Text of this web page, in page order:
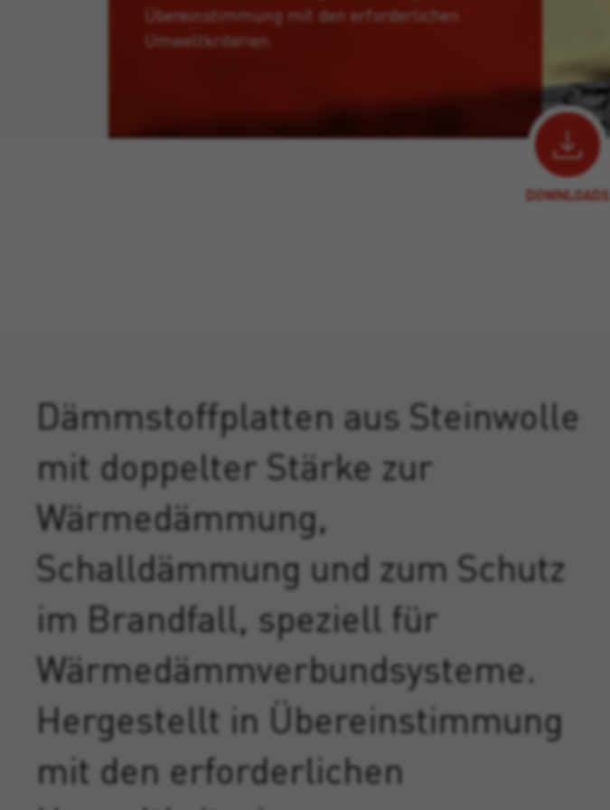
Übereinstimmung mit den erforderlichen
Umweltkriterien.
DOWNLOADS
Dämmstoffplatten aus Steinwolle
mit doppelter Stärke zur
Wärmedämmung,
Schalldämmung und zum Schutz
im Brandfall, speziell für
Wärmedämmverbundsysteme.
Hergestellt in Übereinstimmung
mit den erforderlichen